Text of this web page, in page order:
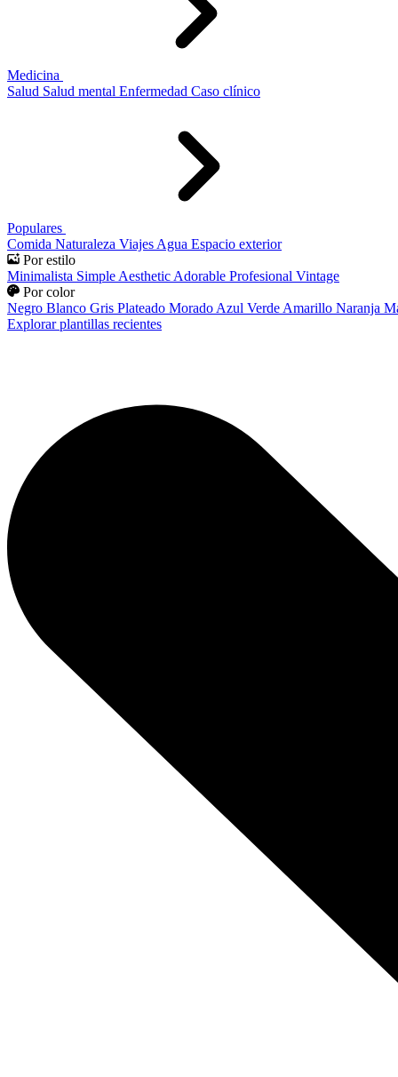
Medicina
Salud Salud mental Enfermedad Caso clínico
Populares
Comida Naturaleza Viajes Agua Espacio exterior
Por estilo
Minimalista Simple Aesthetic Adorable Profesional Vintage
Por color
Negro Blanco Gris Plateado Morado Azul Verde Amarillo Naranja
Explorar plantillas recientes